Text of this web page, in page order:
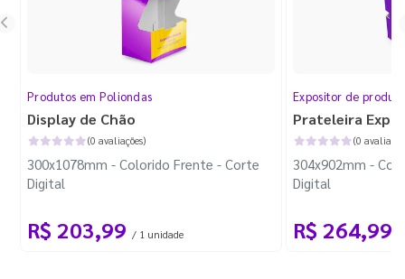
Produtos em Poliondas
Display de Chão
(0 avaliações)
300x1078mm - Colorido Frente - Corte
Digital
R$ 203,99 / 1 unidade
Expositor de
Prateleira
(0
304x902mm -
Digital
R$ 264,99